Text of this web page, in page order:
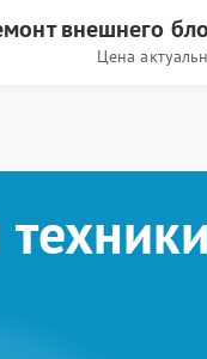
внешнего
Цена